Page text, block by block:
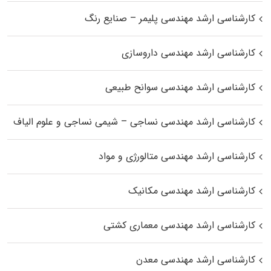
کارشناسی ارشد مهندسی پلیمر – صنایع رنگ
کارشناسی ارشد مهندسی داروسازی
کارشناسی ارشد مهندسی سوانح طبیعی
کارشناسی ارشد مهندسی نساجی – شیمی نساجی و علوم الیاف
کارشناسی ارشد مهندسی متالورژی و مواد
کارشناسی ارشد مهندسی مکانیک
کارشناسی ارشد مهندسی معماری کشتی
کارشناسی ارشد مهندسی معدن